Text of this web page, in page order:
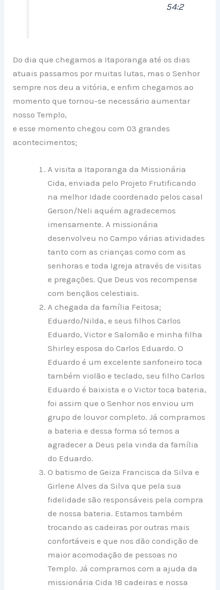
54:2
Do dia que chegamos a Itaporanga até os dias
atuais passamos por muitas lutas, mas o Senhor
sempre nos deu a vitória, e enfim chegamos ao
momento que tornou-se necessário aumentar
nosso Templo,
e esse momento chegou com 03 grandes
acontecimentos;
A visita a Itaporanga da Missionária
Cida, enviada pelo Projeto Frutificando
na melhor Idade coordenado pelos casal
Gerson/Neli aquém agradecemos
imensamente. A missionária
desenvolveu no Campo várias atividades
tanto com as crianças como com as
senhoras e toda Igreja através de visitas
e pregações. Que Deus vos recompense
com bençãos celestiais.
A chegada da família Feitosa;
Eduardo/Nilda, e seus filhos Carlos
Eduardo, Victor e Salomão e minha filha
Shirley esposa do Carlos Eduardo. O
Eduardo é um excelente sanfoneiro toca
também violão e teclado, seu filho Carlos
Eduardo é baixista e o Victor toca bateria,
foi assim que o Senhor nos enviou um
grupo de louvor completo. Já compramos
a bateria e dessa forma só temos a
agradecer a Deus pela vinda da família
do Eduardo.
O batismo de Geiza Francisca da Silva e
Girlene Alves da Silva que pela sua
fidelidade são responsáveis pela compra
de nossa bateria. Estamos também
trocando as cadeiras por outras mais
confortáveis e que nos dão condição de
maior acomodação de pessoas no
Templo. Já compramos com a ajuda da
missionária Cida 18 cadeiras e nossa